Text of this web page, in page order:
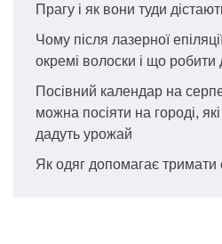
Прагу і як вони туди
Чому після лазерної
окремі волоски і що робити
Посівний календар на
можна посіяти на городі,
дадуть урожай
Як одяг допомагає тримати